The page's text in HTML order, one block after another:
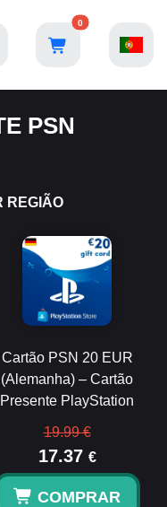
0
PSN
REGIÃO
Cartão PSN 20 EUR
(Alemanha) – Cartão
Presente PlayStation
19.99 €
17.37 €
COMPRAR